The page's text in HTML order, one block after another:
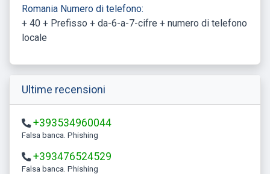
Romania Numero di telefono:
+ 40 + Prefisso + da-6-a-7-cifre + numero di telefono
locale
Ultime recensioni
+393534960044
Falsa banca. Phishing
+393476524529
Falsa banca. Phishing